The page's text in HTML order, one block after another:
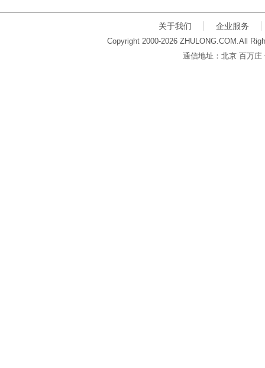
关于我们 企业服务
Copyright 2000-2026 ZHULONG.COM.All
通信地址：北京 百万